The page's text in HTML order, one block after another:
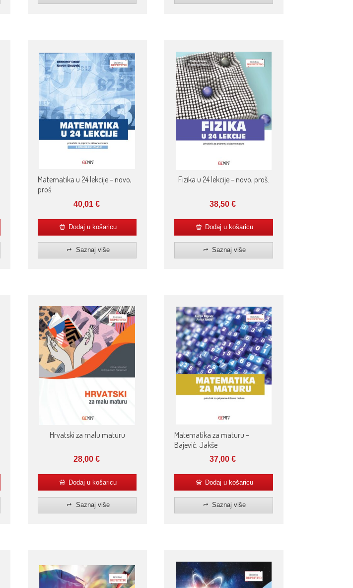
Matematika u 24 lekcije – novo,
proš.
40,01 €
Dodaj u košaricu
Saznaj više
Fizika u 24 lekcije – novo, proš.
38,50€
Dodaj u košaricu
Saznaj više
Hrvatski za malu maturu
28,00 €
Dodaj u košaricu
Saznaj više
Matematika za maturu –
Bajević, Jakše
37,00€
Dodaj u košaricu
Saznaj više